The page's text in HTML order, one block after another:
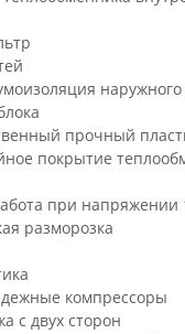
наружного
прочный
покрытие
при напряжении
разморозка
компрессоры
с двух сторон